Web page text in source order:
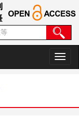
切
换